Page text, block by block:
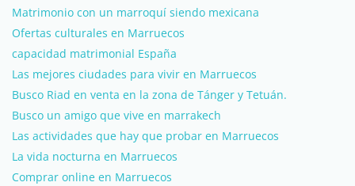
Matrimonio con un marroquí siendo mexicana
Ofertas culturales en Marruecos
capacidad matrimonial España
Las mejores ciudades para vivir en Marruecos
Busco Riad en venta en la zona de Tánger y Tetuán.
Busco un amigo que vive en marrakech
Las actividades que hay que probar en Marruecos
La vida nocturna en Marruecos
Comprar online en Marruecos